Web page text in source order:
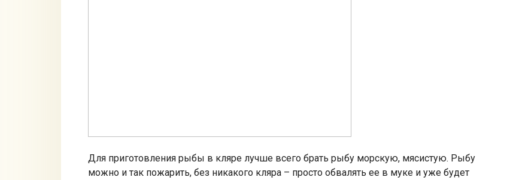
Для приготовления рыбы в кляре лучше всего брать рыбу морскую, мясистую. Рыбу
можно и так пожарить, без никакого кляра – просто обвалять ее в муке и уже будет